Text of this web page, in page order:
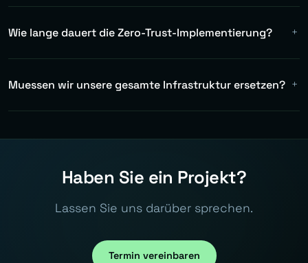
Wie lange dauert die Zero-Trust-Implementierung?
beginnen mit Inventar und Monitoring, dann gehen wir
Muessen wir unsere gesamte Infrastruktur ersetzen?
implementiert. Ein Service Mesh (Istio, Linkerd) fuegt
Haben Sie ein Projekt?
Lassen Sie uns darüber sprechen.
Termin vereinbaren